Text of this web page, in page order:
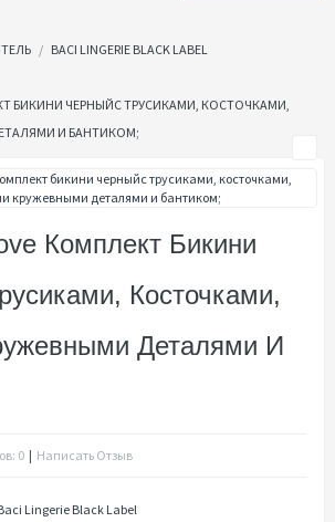
BACI LINGERIE BLACK LABEL
БИКИНИ ЧЕРНЫЙС ТРУСИКАМИ, КОСТОЧКАМИ,
И БАНТИКОМ;
Комплект Бикини
Косточками,
Деталями И
0 | Написать Отзыв
Lingerie Black Label